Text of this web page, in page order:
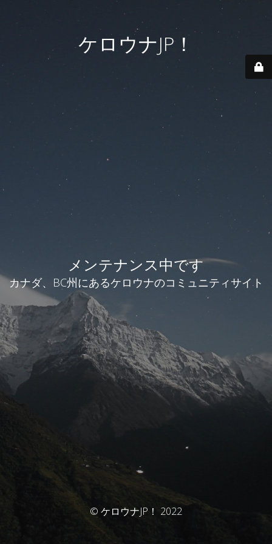
ケロウナJP！
メンテナンス中です
カナダ、BC州にあるケロウナのコミュニティサイト
© ケロウナJP！ 2022